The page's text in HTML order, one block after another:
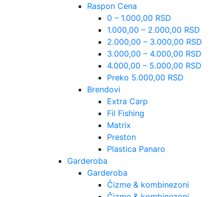
Raspon Cena
0 – 1.000,00 RSD
1.000,00 – 2.000,00 RSD
2.000,00 – 3.000,00 RSD
3.000,00 – 4.000,00 RSD
4.000,00 – 5.000,00 RSD
Preko 5.000,00 RSD
Brendovi
Extra Carp
Fil Fishing
Matrix
Preston
Plastica Panaro
Garderoba
Garderoba
Čizme & kombinezoni